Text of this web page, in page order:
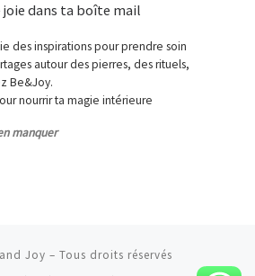
joie dans ta boîte mail
des inspirations pour prendre soin
autour des pierres, des rituels,
Be&Joy.
nourrir ta magie intérieure
manquer
Joy – Tous droits réservés